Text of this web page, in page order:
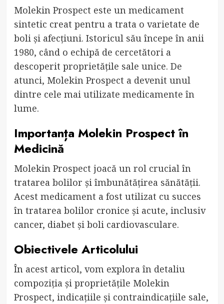
Molekin Prospect este un medicament
sintetic creat pentru a trata o varietate de
boli și afecțiuni. Istoricul său începe în anii
1980, când o echipă de cercetători a
descoperit proprietățile sale unice. De
atunci, Molekin Prospect a devenit unul
dintre cele mai utilizate medicamente în
lume.
Importanța Molekin Prospect în
Medicină
Molekin Prospect joacă un rol crucial în
tratarea bolilor și îmbunătățirea sănătății.
Acest medicament a fost utilizat cu succes
în tratarea bolilor cronice și acute, inclusiv
cancer, diabet și boli cardiovasculare.
Obiectivele Articolului
În acest articol, vom explora în detaliu
compoziția și proprietățile Molekin
Prospect, indicațiile și contraindicațiile sale,